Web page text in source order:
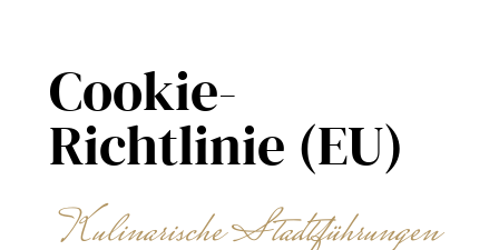
Cookie-
Richtlinie (EU)
Kulinarische Stadtführungen